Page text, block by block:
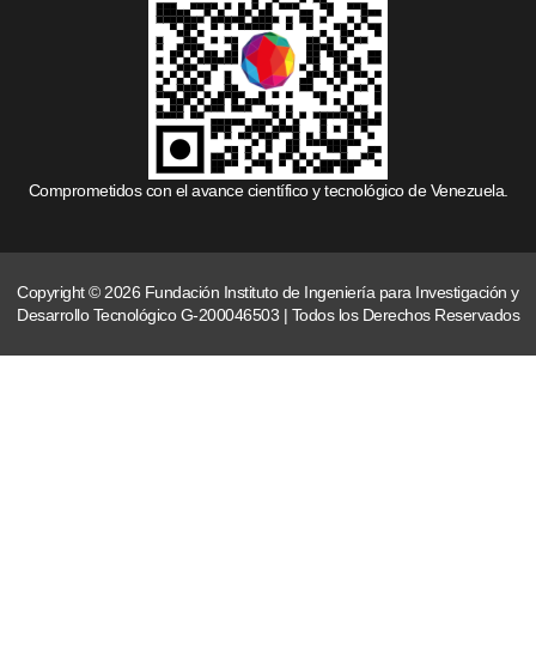
Comprometidos con el avance científico y tecnológico de Venezuela.
Copyright © 2026 Fundación Instituto de Ingeniería para Investigación y
Desarrollo Tecnológico G-200046503 | Todos los Derechos Reservados